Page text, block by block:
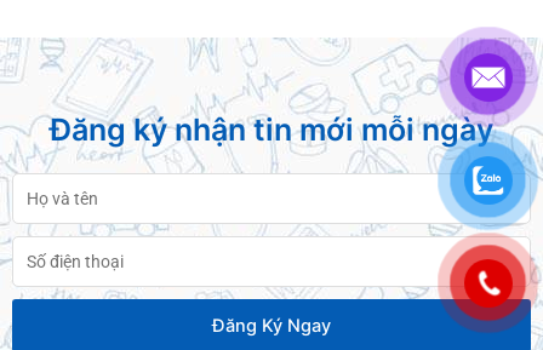
Đăng ký nhận tin mới mỗi ngày
và
tên
điện
thoại
Đăng Ký Ngay